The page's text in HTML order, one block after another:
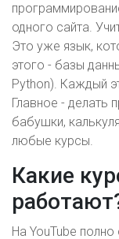
одного сайта.
Это уже язык,
этого - базы
Python). Каждый
Главное - делать
бабушки,
любые курсы.
Какие
На YouTube